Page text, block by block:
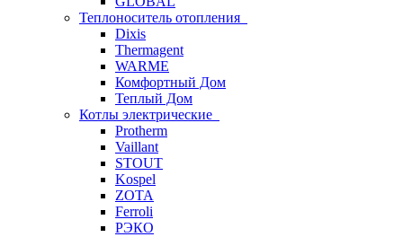
Теплоноситель отопления
Dixis
Thermagent
WARME
Комфортный Дом
Теплый Дом
Котлы электрические
Protherm
Vaillant
STOUT
Kospel
ZOTA
Ferroli
РЭКО